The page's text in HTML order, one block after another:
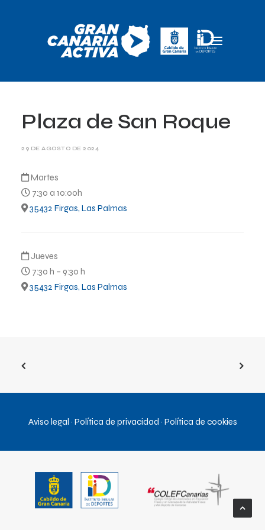
GC Activa
Servicios
Noticias
Equipo
Contacto
Plaza de San Roque
29 DE AGOSTO DE 2024
Martes
7:30 a 10:00h
35432 Firgas, Las Palmas
Jueves
7:30 h – 9:30 h
35432 Firgas, Las Palmas
Aviso legal · Política de privacidad · Política de cookies